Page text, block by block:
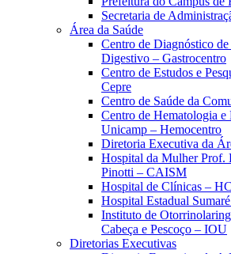
Secretaria de
Área da Saúde
Centro de Diagnóstico
Digestivo – Gastrocentro
Centro de Estudos e
Cepre
Centro de Saúde da
Centro de Hematologia e
Unicamp – Hemocentro
Diretoria Executiva da
Hospital da Mulher Prof.
Pinotti – CAISM
Hospital de Clínicas – HC
Hospital Estadual
Instituto de
Cabeça e Pescoço – IOU
Diretorias Executivas